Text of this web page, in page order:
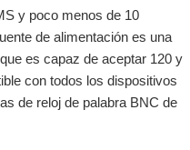
y poco menos de 10
de alimentación es una
es capaz de aceptar 120 y
con todos los dispositivos
de reloj de palabra BNC de